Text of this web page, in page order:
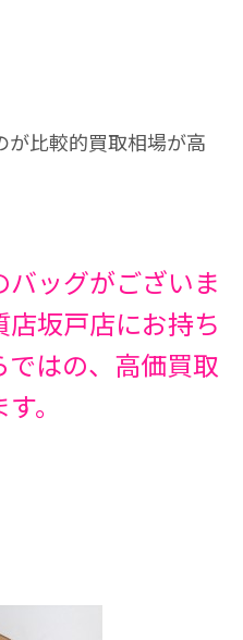
が比較的買取相場が高
ッグがございま
店坂戸店にお持ち
ではの、高価買取
。